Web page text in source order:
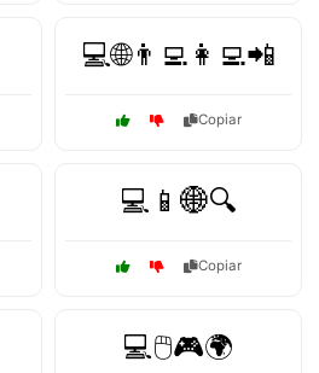
💻🌐👨‍💻👩‍💻📲
Copiar
💻📱🌐🔍
Copiar
💻🖱️🎮🌍